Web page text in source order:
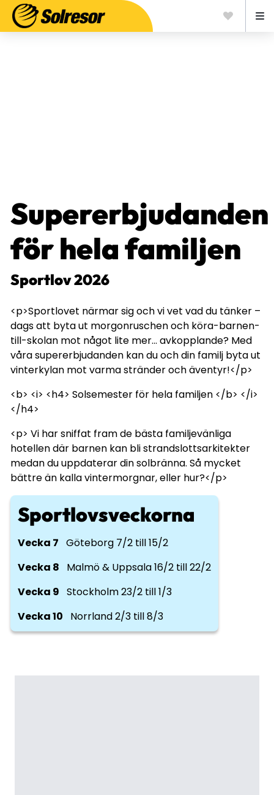
Supererbjudanden
för hela familjen
Sportlov 2026
<p>Sportlovet närmar sig och vi vet vad du tänker –
dags att byta ut morgonruschen och köra-barnen-
till-skolan mot något lite mer... avkopplande? Med
våra supererbjudanden kan du och din familj byta ut
vinterkylan mot varma stränder och äventyr!</p>
<b> <i> <h4> Solsemester för hela familjen </b> </i>
</h4>
<p> Vi har sniffat fram de bästa familjevänliga
hotellen där barnen kan bli strandslottsarkitekter
medan du uppdaterar din solbränna. Så mycket
bättre än kalla vintermorgnar, eller hur?</p>
Sportlovsveckorna
Vecka 7 Göteborg 7/2 till 15/2
Vecka 8
Malmö & Uppsala 16/2 till 22/2
Vecka 9 Stockholm 23/2 till 1/3
Vecka 10
Norrland 2/3 till 8/3